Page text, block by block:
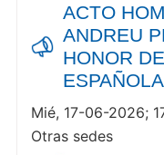
ACTO
ANDREU
HONOR
Mié, 17-06-2026;
Otras sedes